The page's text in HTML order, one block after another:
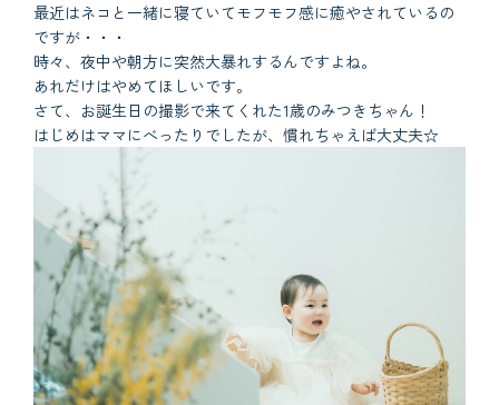
最近はネコと一緒に寝ていてモフモフ感に癒やされているの
ですが・・・
時々、夜中や朝方に突然大暴れするんですよね。
あれだけはやめてほしいです。
さて、お誕生日の撮影で来てくれた1歳のみつきちゃん！
はじめはママにべったりでしたが、慣れちゃえば大丈夫☆